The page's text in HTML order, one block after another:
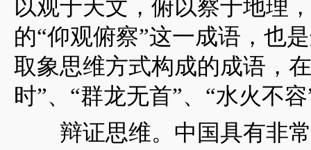
以观于天文，俯以察于地理
的“仰观俯察”这一成语，也
取象思维方式构成的成语，
时”、“群龙无首”、“水火不
辩证思维。中国具有非常